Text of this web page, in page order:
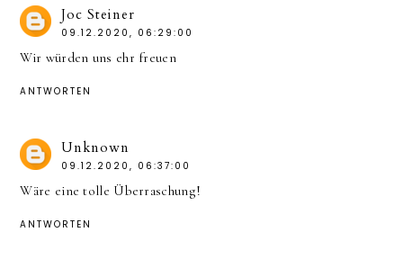
Joc Steiner
09.12.2020, 06:29:00
Wir würden uns ehr freuen
ANTWORTEN
Unknown
09.12.2020, 06:37:00
Wäre eine tolle Überraschung!
ANTWORTEN